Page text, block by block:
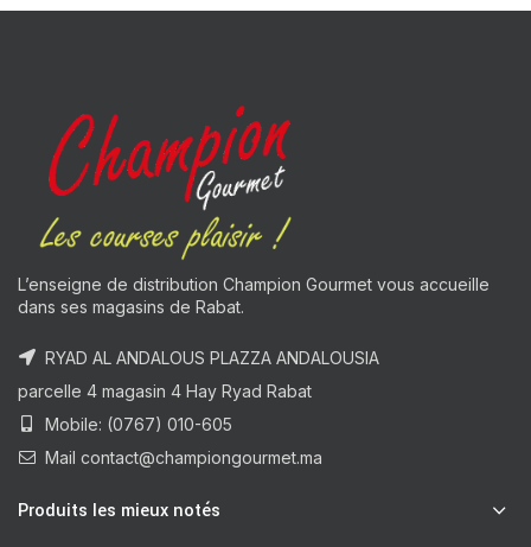
L’enseigne de distribution Champion Gourmet vous accueille
dans ses magasins de Rabat.
RYAD AL ANDALOUS PLAZZA ANDALOUSIA
parcelle 4 magasin 4 Hay Ryad Rabat
Mobile: (0767) 010-605
Mail contact@championgourmet.ma
Produits les mieux notés